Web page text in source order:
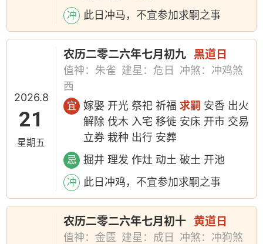
冲 此日冲马，不宜参加求嗣之事
2026.8
21
星期五
农历二零二六年七月初九 黑道日
值神：朱雀 建星：危日
冲煞：冲鸡煞
西
宜 嫁娶 开光 祭祀 祈福求嗣 安香 出火
解除 伐木 入宅 移徙 安床 开市 交易
立券 栽种 出行 安葬
忌 掘井 理发 作灶 动土 破土 开池
冲 此日冲鸡，不宜参加求嗣之事
农历二零二六年七月初十 黄道日
值神：金匮 建星：成日
冲煞：冲狗煞